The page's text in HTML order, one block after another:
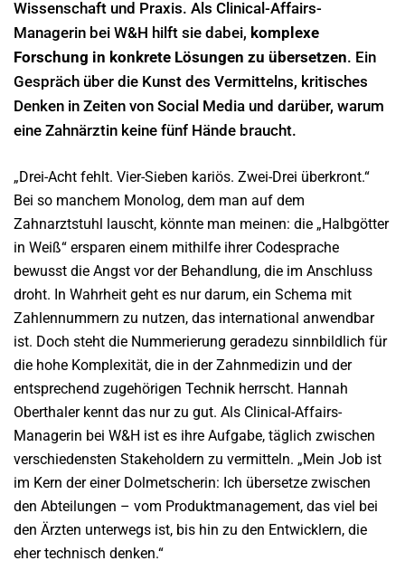
Wissenschaft und Praxis. Als Clinical-Affairs-
Managerin bei W&H hilft sie dabei, komplexe
Forschung in konkrete Lösungen zu übersetzen. Ein
Gespräch über die Kunst des Vermittelns, kritisches
Denken in Zeiten von Social Media und darüber, warum
eine Zahnärztin keine fünf Hände braucht.
„Drei-Acht fehlt. Vier-Sieben kariös. Zwei-Drei überkront.“
Bei so manchem Monolog, dem man auf dem
Zahnarztstuhl lauscht, könnte man meinen: die „Halbgötter
in Weiß“ ersparen einem mithilfe ihrer Codesprache
bewusst die Angst vor der Behandlung, die im Anschluss
droht. In Wahrheit geht es nur darum, ein Schema mit
Zahlennummern zu nutzen, das international anwendbar
ist. Doch steht die Nummerierung geradezu sinnbildlich für
die hohe Komplexität, die in der Zahnmedizin und der
entsprechend zugehörigen Technik herrscht. Hannah
Oberthaler kennt das nur zu gut. Als Clinical-Affairs-
Managerin bei W&H ist es ihre Aufgabe, täglich zwischen
verschiedensten Stakeholdern zu vermitteln. „Mein Job ist
im Kern der einer Dolmetscherin: Ich übersetze zwischen
den Abteilungen – vom Produktmanagement, das viel bei
den Ärzten unterwegs ist, bis hin zu den Entwicklern, die
eher technisch denken.“